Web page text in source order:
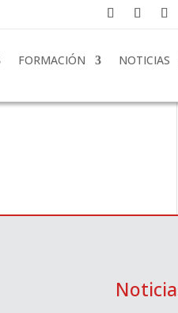
FORMACIÓN NOTICIAS